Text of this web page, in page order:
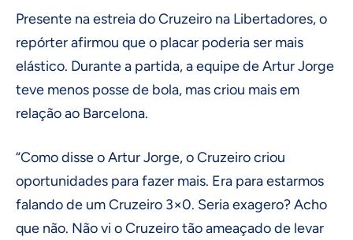
Presente na estreia do Cruzeiro na Libertadores, o
repórter afirmou que o placar poderia ser mais
elástico. Durante a partida, a equipe de Artur Jorge
teve menos posse de bola, mas criou mais em
relação ao Barcelona.
“Como disse o Artur Jorge, o Cruzeiro criou
oportunidades para fazer mais. Era para estarmos
falando de um Cruzeiro 3×0. Seria exagero? Acho
que não. Não vi o Cruzeiro tão ameaçado de levar